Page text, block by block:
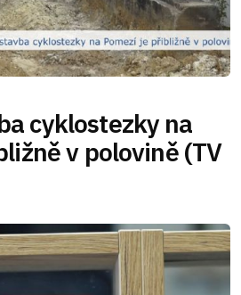
cyklostezky na
v polovině (TV